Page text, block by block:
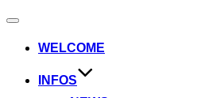
Navigation
WELCOME
INFOS